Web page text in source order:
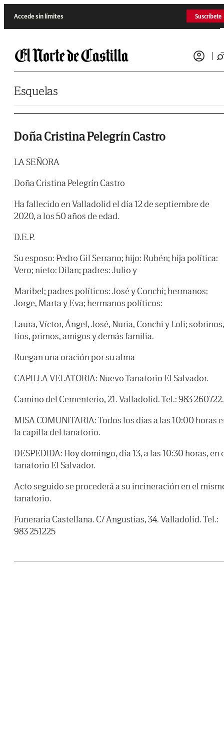
Accede sin límites Suscríbete
Esquelas
Doña Cristina Pelegrín Castro
LA SEÑORA
Doña Cristina Pelegrín Castro
Ha fallecido en Valladolid el día 12 de septiembre de
2020, a los 50 años de edad.
D.E.P.
Su esposo: Pedro Gil Serrano; hijo: Rubén; hija política:
Vero; nieto: Dilan; padres: Julio y
Maribel; padres políticos: José y Conchi; hermanos:
Jorge, Marta y Eva; hermanos políticos:
Laura, Víctor, Ángel, José, Nuria, Conchi y Loli; sobrinos,
tíos, primos, amigos y demás familia.
Ruegan una oración por su alma
CAPILLA VELATORIA: Nuevo Tanatorio El Salvador.
Camino del Cementerio, 21. Valladolid. Tel.: 983 260722.
MISA COMUNITARIA: Todos los días a las 10:00 horas
la capilla del tanatorio.
DESPEDIDA: Hoy domingo, día 13, a las 10:30 horas, en
tanatorio El Salvador.
Acto seguido se procederá a su incineración en el
tanatorio.
Funeraria Castellana. C/ Angustias, 34. Valladolid. Tel.:
983 251225